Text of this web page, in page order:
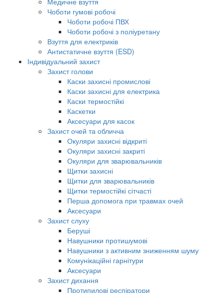
Чоботи гумові робочі
Чоботи робочі ПВХ
Чоботи робочі з поліуретану
Взуття для електриків
Антистатичне взуття (ESD)
Індивідуальний захист
Захист голови
Каски захисні промислові
Каски захисні для електрика
Каски термостійкі
Каскетки
Аксесуари для касок
Захист очей та обличча
Окуляри захисні відкриті
Окуляри захисні закриті
Окуляри для зварювальників
Щитки захисні
Щитки для зварювальників
Щитки термостійкі сітчасті
Перша допомога при травмах очей
Аксесуари
Захист слуху
Беруші
Навушники протишумові
Навушники з активним зниженням шуму
Комунікаційні гарнітури
Аксесуари
Захист дихання
Протипилові респіратори